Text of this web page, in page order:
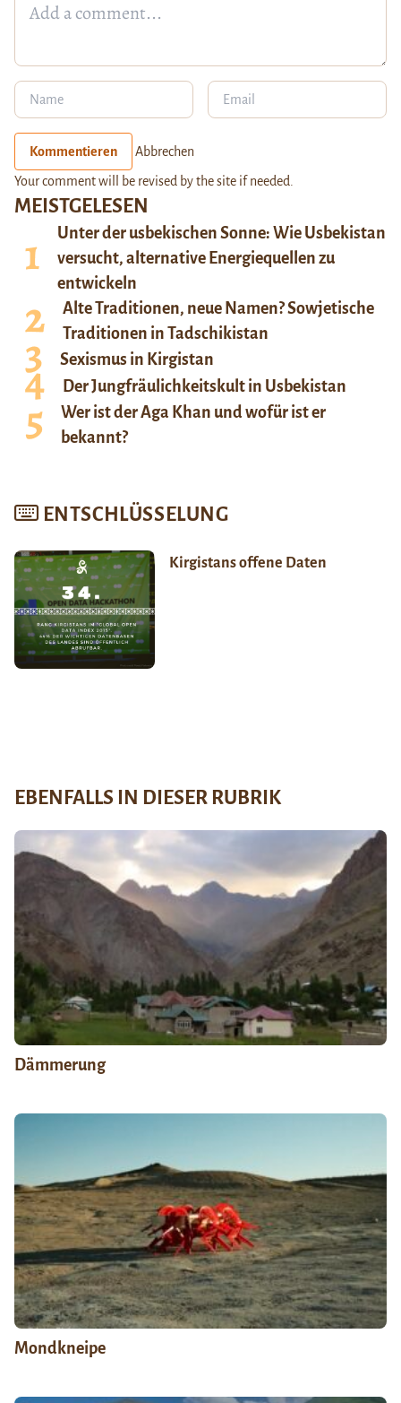
MEISTGELESEN
Unter der usbekischen Sonne: Wie Usbekistan
versucht, alternative Energiequellen zu
entwickeln
Alte Traditionen, neue Namen? Sowjetische
Traditionen in Tadschikistan
Sexismus in Kirgistan
Der Jungfräulichkeitskult in Usbekistan
Wer ist der Aga Khan und wofür ist er
bekannt?
ENTSCHLÜSSELUNG
Kirgistans offene Daten
Kommentieren Abbrechen
Your comment will be revised by the site if needed.
EBENFALLS IN DIESER RUBRIK
Dämmerung
Mondkneipe